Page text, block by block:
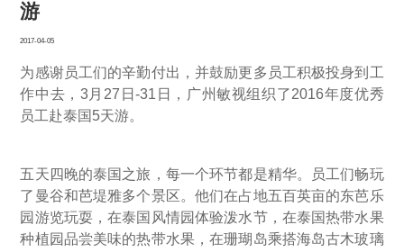
游
2017-04-05
为感谢员工们的辛勤付出，并鼓励更多员工积极投身到工
作中去，3月27日-31日，广州敏视组织了2016年度优秀
员工赴泰国5天游。
五天四晚的泰国之旅，每一个环节都是精华。员工们畅玩
了曼谷和芭堤雅多个景区。他们在占地五百英亩的东芭乐
园游览玩耍，在泰国风情园体验泼水节，在泰国热带水果
种植园品尝美味的热带水果，在珊瑚岛乘搭海岛古木玻璃